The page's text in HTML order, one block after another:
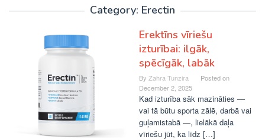
Category: Erectin
Erektīns vīriešu
izturībai: ilgāk,
spēcīgāk, labāk
By Zahra Tunzira
Posted on
December 2, 2025
Kad izturība sāk mazināties —
vai tā būtu sporta zālē, darbā vai
guļamistabā —, lielākā daļa
vīriešu jūt, ka līdz […]